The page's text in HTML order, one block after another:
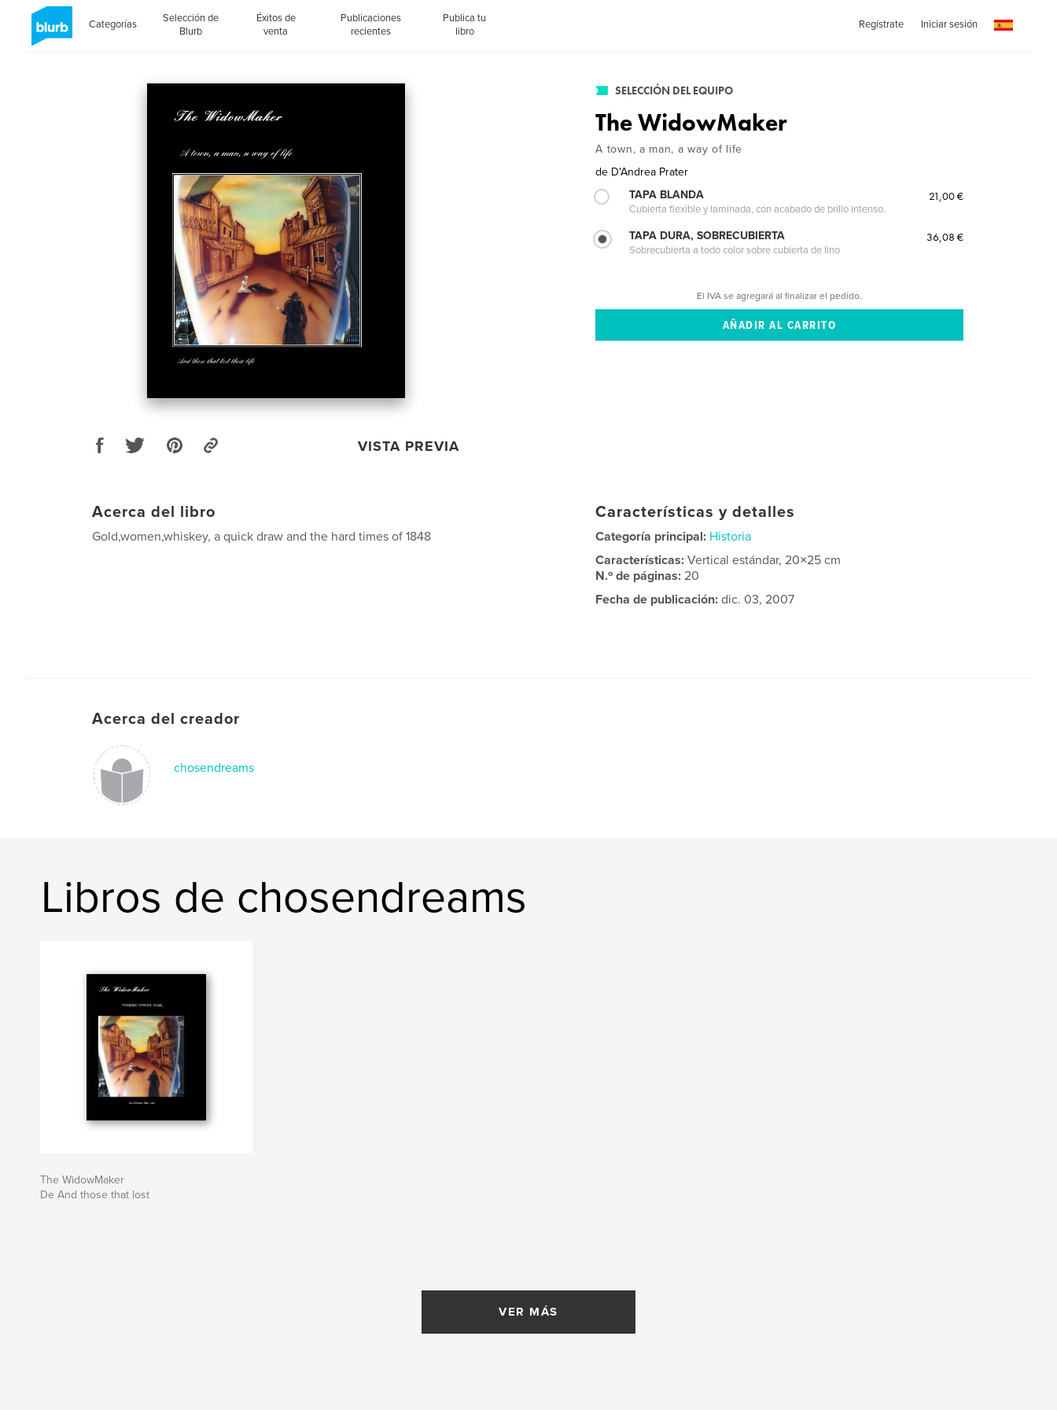
Categorías
Selección de
Blurb
Éxitos de
venta
Publicaciones
recientes
Publica tu
libro
Regístrate Iniciar sesión
VISTA PREVIA
SELECCIÓN DEL EQUIPO
The WidowMaker
A town, a man, a way of life
de D'Andrea Prater
TAPA BLANDA
Cubierta flexible y laminada, con acabado de brillo intenso.
21,00 €
TAPA DURA, SOBRECUBIERTA
Sobrecubierta a todo color sobre cubierta de lino
36,08 €
El IVA se agregará al finalizar el pedido.
Acerca del libro
Gold,women,whiskey, a quick draw and the hard times of 1848
Características y detalles
Categoría principal: Historia
Características:Vertical estándar, 20×25 cm
N.º de páginas:20
Fecha de publicación: dic. 03, 2007
Acerca del creador
chosendreams
Libros de chosendreams
The WidowMaker
De And those that lost
VER MÁS